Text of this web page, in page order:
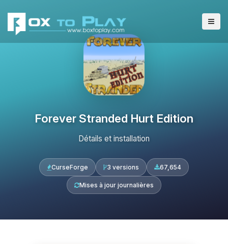
Forever Stranded Hurt Edition
Détails et installation
CurseForge 3 versions 67,654
Mises à jour journalières